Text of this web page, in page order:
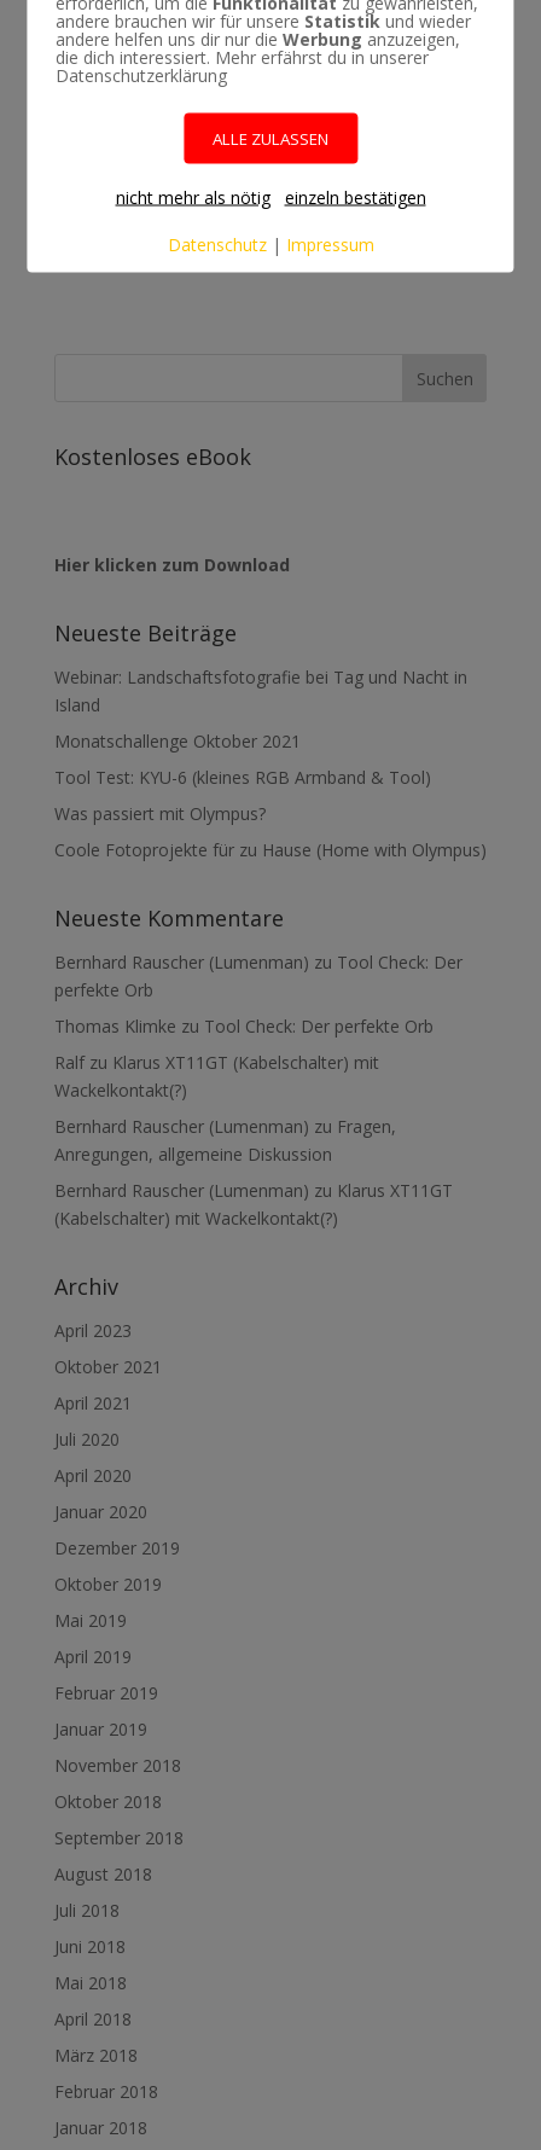
Name, E-Mail-Adresse und Website in diesem
Browser für meinen nächsten Kommentar speichern.
Notify me of followup comments via e-mail. You
without commenting.
Kostenloses eBook
Hier klicken zum Download
Neueste Beiträge
Webinar: Landschaftsfotografie bei Tag und Nacht in
Island
Monatschallenge Oktober 2021
Tool Test: KYU-6 (kleines RGB Armband & Tool)
Was passiert mit Olympus?
Coole Fotoprojekte für zu Hause (Home with Olympus)
Neueste Kommentare
Bernhard Rauscher (Lumenman) zu Tool Check: Der
perfekte Orb
Thomas Klimke zu Tool Check: Der perfekte Orb
Ralfzu Klarus XT11GT (Kabelschalter) mit
Wackelkontakt(?)
Bernhard Rauscher (Lumenman) zu Fragen,
Anregungen, allgemeine Diskussion
Bernhard Rauscher (Lumenman) zu Klarus XT11GT
(Kabelschalter) mit Wackelkontakt(?)
Archiv
April 2023
Oktober 2021
April 2021
Juli 2020
April 2020
Januar 2020
Dezember 2019
Oktober 2019
Mai 2019
April 2019
Februar 2019
Januar 2019
November 2018
Oktober 2018
September 2018
August 2018
Juli 2018
Juni 2018
Mai 2018
April 2018
März 2018
Februar 2018
Januar 2018
andere brauchen wir für unsere Statistik und wieder
andere helfen uns dir nur dieWerbung anzuzeigen,
die dich interessiert. Mehr erfährst du in unserer
Datenschutzerklärung
ALLE ZULASSEN
nicht mehr als nötig einzeln bestätigen
Datenschutz| Impressum